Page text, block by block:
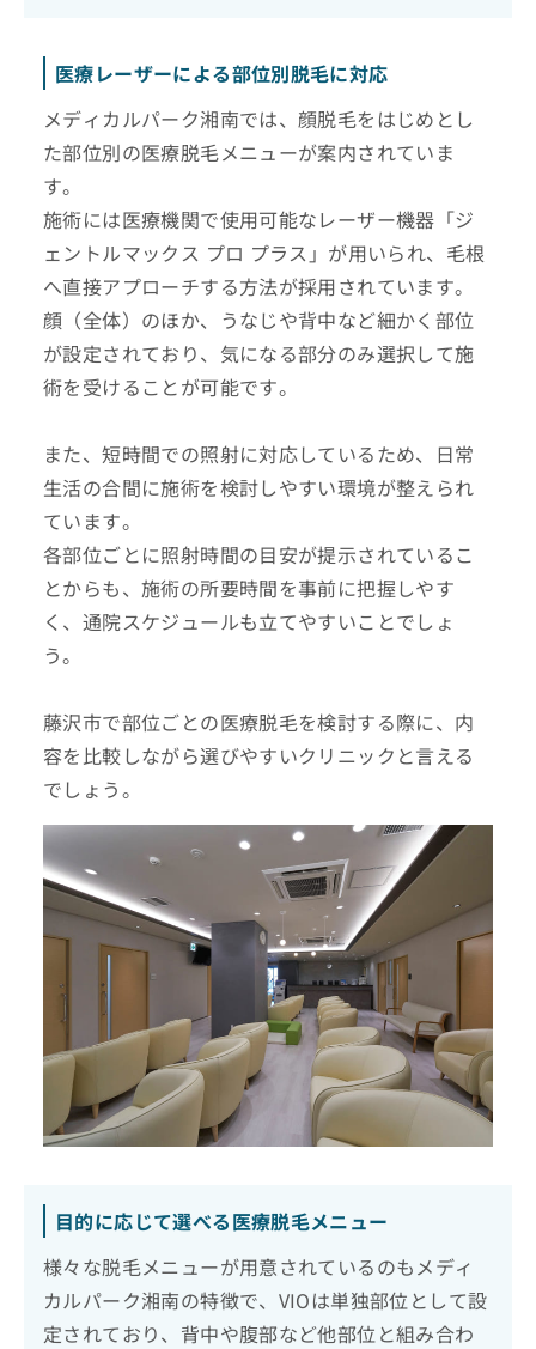
医療レーザーによる部位別脱毛に対応
メディカルパーク湘南では、顔脱毛をはじめとし
た部位別の医療脱毛メニューが案内されていま
す。
施術には医療機関で使用可能なレーザー機器「ジ
ェントルマックス プロ プラス」が用いられ、毛根
へ直接アプローチする方法が採用されています。
顔（全体）のほか、うなじや背中など細かく部位
が設定されており、気になる部分のみ選択して施
術を受けることが可能です。
また、短時間での照射に対応しているため、日常
生活の合間に施術を検討しやすい環境が整えられ
ています。
各部位ごとに照射時間の目安が提示されているこ
とからも、施術の所要時間を事前に把握しやす
く、通院スケジュールも立てやすいことでしょ
う。
藤沢市で部位ごとの医療脱毛を検討する際に、内
容を比較しながら選びやすいクリニックと言える
でしょう。
目的に応じて選べる医療脱毛メニュー
様々な脱毛メニューが用意されているのもメディ
カルパーク湘南の特徴で、VIOは単独部位として設
定されており、背中や腹部など他部位と組み合わ